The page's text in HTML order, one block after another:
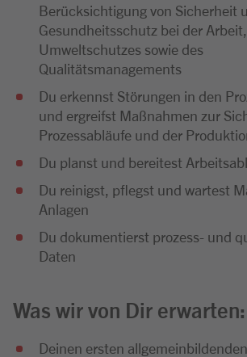
Berücksichtigung von Sicherheit
Gesundheitsschutz bei der
Umweltschutzes sowie des
Qualitätsmanagements
Du erkennst Störungen in den
und ergreifst Maßnahmen zur
Prozessabläufe und der
Du planst und bereitest
Du reinigst, pflegst und wartest
Anlagen
Du dokumentierst prozess- und
Daten
Was wir von Dir erwarten:
Deinen ersten